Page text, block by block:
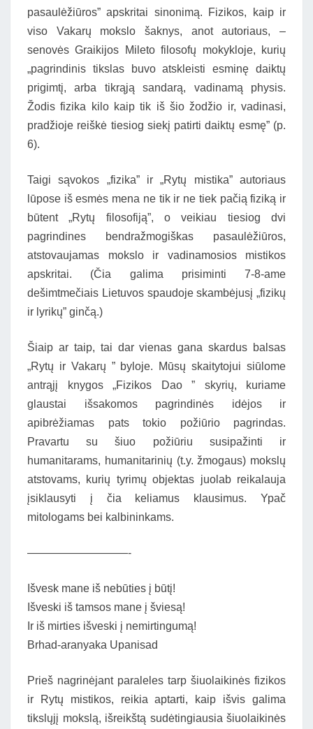
pasaulėžiūros” apskritai sinonimą. Fizikos, kaip ir
viso Vakarų mokslo šaknys, anot autoriaus, –
senovės Graikijos Mileto filosofų mokykloje, kurių
„pagrindinis tikslas buvo atskleisti esminę daiktų
prigimtį, arba tikrąją sandarą, vadinamą physis.
Žodis fizika kilo kaip tik iš šio žodžio ir, vadinasi,
pradžioje reiškė tiesiog siekį patirti daiktų esmę” (p.
6).
Taigi sąvokos „fizika” ir „Rytų mistika” autoriaus
lūpose iš esmės mena ne tik ir ne tiek pačią fiziką ir
būtent „Rytų filosofiją”, o veikiau tiesiog dvi
pagrindines bendražmogiškas pasaulėžiūros,
atstovaujamas mokslo ir vadinamosios mistikos
apskritai. (Čia galima prisiminti 7-8-ame
dešimtmečiais Lietuvos spaudoje skambėjusį „fizikų
ir lyrikų” ginčą.)
Šiaip ar taip, tai dar vienas gana skardus balsas
„Rytų ir Vakarų ” byloje. Mūsų skaitytojui siūlome
antrąjį knygos „Fizikos Dao ” skyrių, kuriame
glaustai išsakomos pagrindinės idėjos ir
apibrėžiamas pats tokio požiūrio pagrindas.
Pravartu su šiuo požiūriu susipažinti ir
humanitarams, humanitarinių (t.y. žmogaus) mokslų
atstovams, kurių tyrimų objektas juolab reikalauja
įsiklausyti į čia keliamus klausimus. Ypač
mitologams bei kalbininkams.
—————————-
Išvesk mane iš nebūties į būtį!
Išveski iš tamsos mane į šviesą!
Ir iš mirties išveski į nemirtingumą!
Brhad-aranyaka Upanisad
Prieš nagrinėjant paraleles tarp šiuolaikinės fizikos
ir Rytų mistikos, reikia aptarti, kaip išvis galima
tikslųjį mokslą, išreikštą sudėtingiausia šiuolaikinės